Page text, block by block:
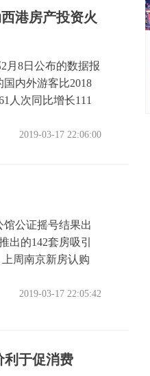
港房产投资火
月8日公布的数据报
内外游客比2018
人次同比增长111
2019-03-17 22:06:00
公证摇号结果出
出的142套房吸引
周南京新房认购
2019-03-17 22:05:42
利于促消费